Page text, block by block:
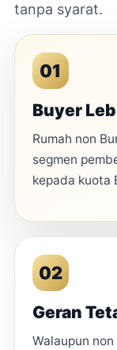
tanpa syarat.
01
Buyer
Rumah non
segmen
kepada kuota
02
Geran
Walaupun